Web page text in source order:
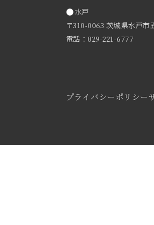
水戸
〒310-0063 茨城県水戸市
電話：029-221-6777
プライバシーポリシー